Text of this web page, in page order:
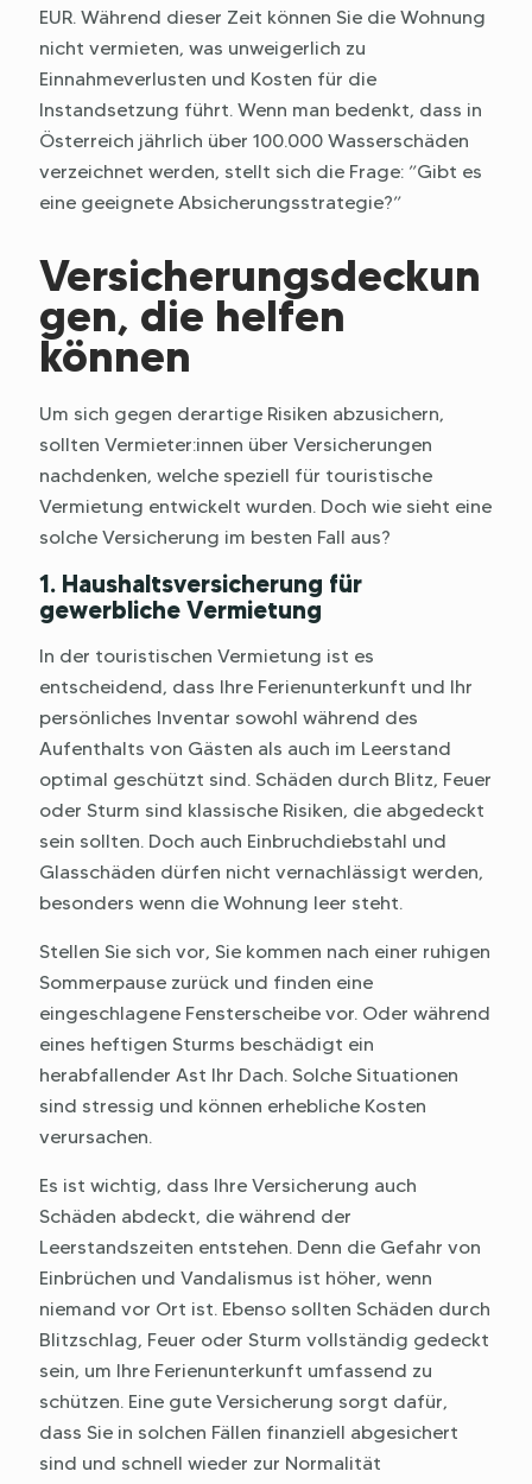
EUR. Während dieser Zeit können Sie die Wohnung
nicht vermieten, was unweigerlich zu
Einnahmeverlusten und Kosten für die
Instandsetzung führt. Wenn man bedenkt, dass in
Österreich jährlich über 100.000 Wasserschäden
verzeichnet werden, stellt sich die Frage: ”Gibt es
eine geeignete Absicherungsstrategie?”
Versicherungsdeckun
gen, die helfen
können
Um sich gegen derartige Risiken abzusichern,
sollten Vermieter:innen über Versicherungen
nachdenken, welche speziell für touristische
Vermietung entwickelt wurden. Doch wie sieht eine
solche Versicherung im besten Fall aus?
1. Haushaltsversicherung für
gewerbliche Vermietung
In der touristischen Vermietung ist es
entscheidend, dass Ihre Ferienunterkunft und Ihr
persönliches Inventar sowohl während des
Aufenthalts von Gästen als auch im Leerstand
optimal geschützt sind. Schäden durch Blitz, Feuer
oder Sturm sind klassische Risiken, die abgedeckt
sein sollten. Doch auch Einbruchdiebstahl und
Glasschäden dürfen nicht vernachlässigt werden,
besonders wenn die Wohnung leer steht.
Stellen Sie sich vor, Sie kommen nach einer ruhigen
Sommerpause zurück und finden eine
eingeschlagene Fensterscheibe vor. Oder während
eines heftigen Sturms beschädigt ein
herabfallender Ast Ihr Dach. Solche Situationen
sind stressig und können erhebliche Kosten
verursachen.
Es ist wichtig, dass Ihre Versicherung auch
Schäden abdeckt, die während der
Leerstandszeiten entstehen. Denn die Gefahr von
Einbrüchen und Vandalismus ist höher, wenn
niemand vor Ort ist. Ebenso sollten Schäden durch
Blitzschlag, Feuer oder Sturm vollständig gedeckt
sein, um Ihre Ferienunterkunft umfassend zu
schützen. Eine gute Versicherung sorgt dafür,
dass Sie in solchen Fällen finanziell abgesichert
sind und schnell wieder zur Normalität